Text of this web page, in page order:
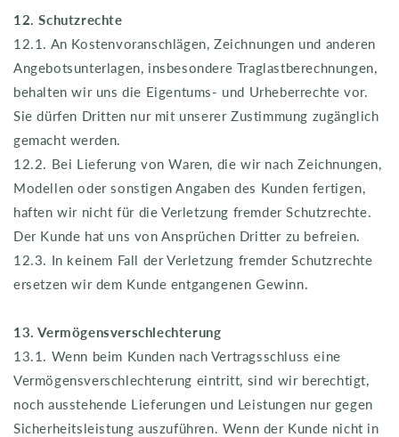
12. Schutzrechte
12.1. An Kostenvoranschlägen, Zeichnungen und anderen
Angebotsunterlagen, insbesondere Traglastberechnungen,
behalten wir uns die Eigentums- und Urheberrechte vor.
Sie dürfen Dritten nur mit unserer Zustimmung zugänglich
gemacht werden.
12.2. Bei Lieferung von Waren, die wir nach Zeichnungen,
Modellen oder sonstigen Angaben des Kunden fertigen,
haften wir nicht für die Verletzung fremder Schutzrechte.
Der Kunde hat uns von Ansprüchen Dritter zu befreien.
12.3. In keinem Fall der Verletzung fremder Schutzrechte
ersetzen wir dem Kunde entgangenen Gewinn.
13. Vermögensverschlechterung
13.1. Wenn beim Kunden nach Vertragsschluss eine
Vermögensverschlechterung eintritt, sind wir berechtigt,
noch ausstehende Lieferungen und Leistungen nur gegen
Sicherheitsleistung auszuführen. Wenn der Kunde nicht in